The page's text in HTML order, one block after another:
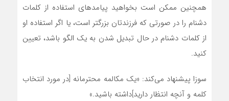
همچنین ممکن است بخواهید پیامد‌های استفاده از کلمات
دشنام را در صورتی که فرزندتان بزرگتر است، یا اگر استفاده او
از کلمات دشنام در حال تبدیل شدن به یک الگو باشد، تعیین
کنید.
سوزا پیشنهاد می‌کند: «یک مکالمه محترمانه [در مورد انتخاب
کلمه و آنچه انتظار دارید]داشته باشید.»